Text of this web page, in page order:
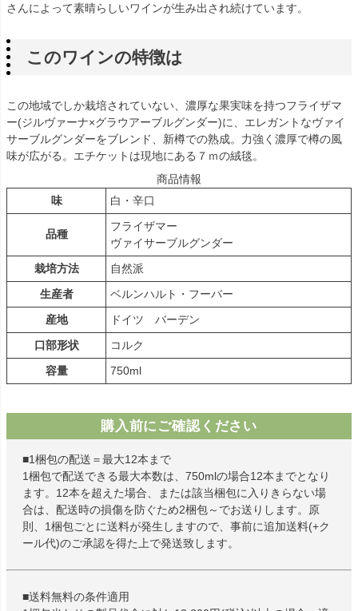
さんによって素晴らしいワインが生み出され続けています。
このワインの特徴は
この地域でしか栽培されていない、濃厚な果実味を持つフライザマ
ー(ジルヴァーナ×グラウアーブルグンダー)に、エレガントなヴァイ
サーブルグンダーをブレンド、新樽での熟成。力強く濃厚で樽の風
味が広がる。エチケットは現地にある７ｍの絨毯。
商品情報
味
白・辛口
品種
フライザマー
ヴァイサーブルグンダー
栽培方法
自然派
生産者
ベルンハルト・フーバー
産地
ドイツ バーデン
口部形状
コルク
容量
750ml
購入前にご確認ください
■1梱包の配送＝最大12本まで
1梱包で配送できる最大本数は、750mlの場合12本までとなり
ます。12本を超えた場合、または該当梱包に入りきらない場
合は、配送時の損傷を防ぐため2梱包～でお送りします。原
則、1梱包ごとに送料が発生しますので、事前に追加送料(+ク
ール代)のご承認を得た上で発送致します。
■送料無料の条件適用